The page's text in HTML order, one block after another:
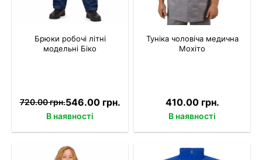
Брюки робочі літні
модельні Біко
546.00 грн.
720.00 грн.
В наявності
Туніка чоловіча медична
Мохіто
410.00 грн.
В наявності